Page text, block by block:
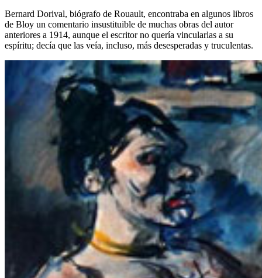
Bernard Dorival, biógrafo de Rouault, encontraba en algunos libros
de Bloy un comentario insustituible de muchas obras del autor
anteriores a 1914, aunque el escritor no quería vincularlas a su
espíritu; decía que las veía, incluso, más desesperadas y truculentas.